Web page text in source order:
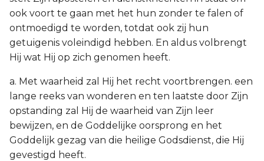
ook voort te gaan met het hun zonder te falen of
ontmoedigd te worden, totdat ook zij hun
getuigenis voleindigd hebben. En aldus volbrengt
Hij wat Hij op zich genomen heeft.
a. Met waarheid zal Hij het recht voortbrengen. een
lange reeks van wonderen en ten laatste door Zijn
opstanding zal Hij de waarheid van Zijn leer
bewijzen, en de Goddelijke oorsprong en het
Goddelijk gezag van die heilige Godsdienst, die Hij
gevestigd heeft.